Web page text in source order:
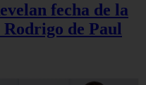
fecha de la
Rodrigo de Paul